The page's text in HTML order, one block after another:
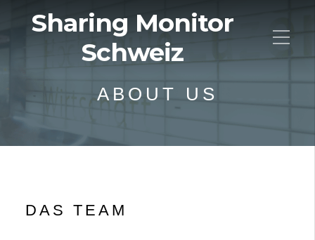
Sharing Monitor
Schweiz
ABOUT US
DAS TEAM